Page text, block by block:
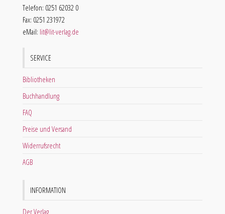
Telefon: 0251 62032 0
Fax: 0251 231972
eMail: lit@lit-verlag.de
SERVICE
Bibliotheken
Buchhandlung
FAQ
Preise und Versand
Widerrufsrecht
AGB
INFORMATION
Der Verlag